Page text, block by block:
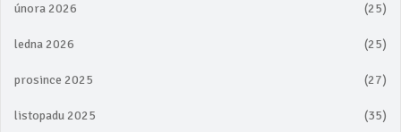
února 2026 (25)
ledna 2026 (25)
prosince 2025 (27)
listopadu 2025 (35)